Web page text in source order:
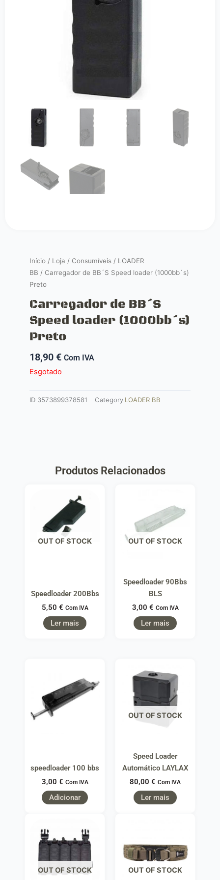
Início / Loja / Consumíveis / LOADER
BB / Carregador de BB´S Speed loader (1000bb´s)
Preto
Carregador de BB´S
Speed loader (1000bb´s)
Preto
18,90 € Com IVA
Esgotado
ID 3573899378581 Category LOADER BB
Produtos Relacionados
OUT OF STOCK
Speedloader 200Bbs
5,50 € Com IVA
Ler mais
OUT OF STOCK
Speedloader 90Bbs
BLS
3,00 € Com IVA
Ler mais
speedloader 100 bbs
3,00 € Com IVA
Adicionar
OUT OF STOCK
Speed Loader
Automático LAYLAX
80,00 € Com IVA
Ler mais
OUT OF STOCK OUT OF STOCK